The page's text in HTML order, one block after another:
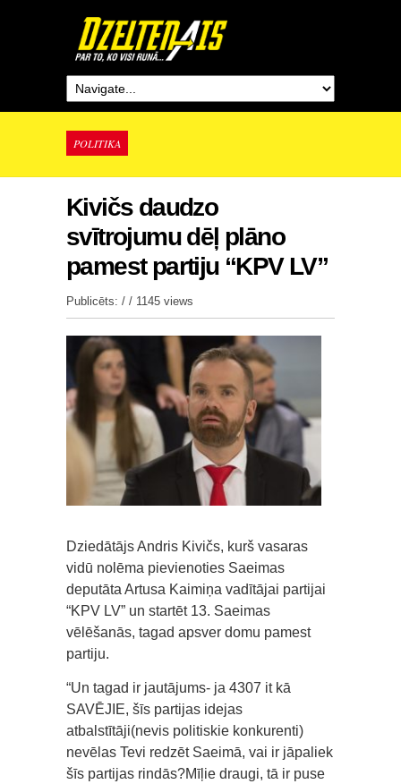
POLITIKA
Kivičs daudzo
svītrojumu dēļ plāno
pamest partiju “KPV LV”
Publicēts: / / 1145 views
Dziedātājs Andris Kivičs, kurš vasaras
vidū nolēma pievienoties Saeimas
deputāta Artusa Kaimiņa vadītājai partijai
“KPV LV” un startēt 13. Saeimas
vēlēšanās, tagad apsver domu pamest
partiju.
“Un tagad ir jautājums- ja 4307 it kā
SAVĒJIE, šīs partijas idejas
atbalstītāji(nevis politiskie konkurenti)
nevēlas Tevi redzēt Saeimā, vai ir jāpaliek
šīs partijas rindās?Mīļie draugi, tā ir puse